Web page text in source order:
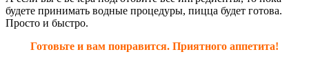
будете принимать водные процедуры, пицца будет готова.
Просто и быстро.
Готовьте и вам понравится. Приятного аппетита!